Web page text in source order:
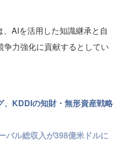
AIを活用した知識継承と自
力強化に貢献するとしてい
、KDDIの知財・無形資産戦略
バル総収入が398億米ドルに